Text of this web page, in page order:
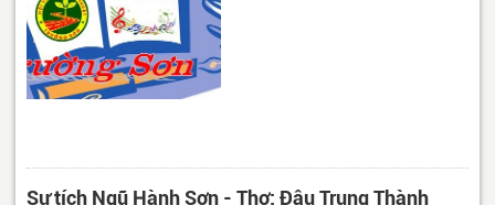
Sự tích Ngũ Hành Sơn - Thơ: Đậu Trung Thành